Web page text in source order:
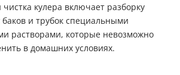
чистка кулера включает разборку
и трубок специальными
растворами, которые невозможно
в домашних условиях.